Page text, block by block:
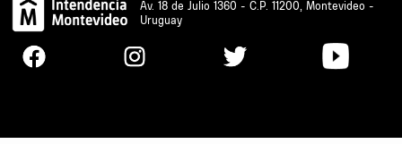
Av. 18 de Julio 1360 - C.P. 11200, Montevideo -
Uruguay